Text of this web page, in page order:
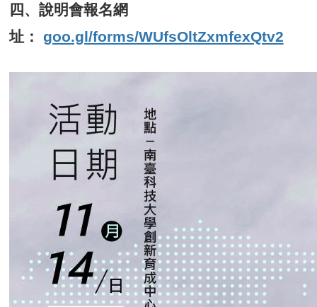
四、說明會報名網
址： goo.gl/forms/WUfsOltZxmfexQtv2